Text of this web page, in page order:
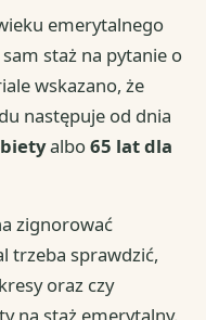
emerytalnego
staż na pytanie o
wskazano, że
następuje od dnia
albo65 lat dla
zignorować
trzeba sprawdzić,
oraz czy
na staż emerytalny.